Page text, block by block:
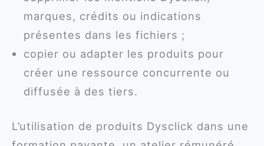
marques, crédits ou indications
présentes dans les fichiers ;
copier ou adapter les produits pour
créer une ressource concurrente ou
diffusée à des tiers.
L’utilisation de produits Dysclick dans une